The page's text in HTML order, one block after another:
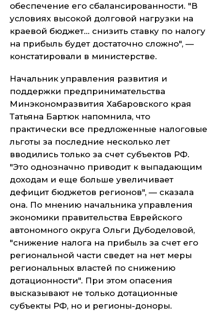
обеспечение его сбалансированности. "В
условиях высокой долговой нагрузки на
краевой бюджет... снизить ставку по налогу
на прибыль будет достаточно сложно", —
констатировали в министерстве.
Начальник управления развития и
поддержки предпринимательства
Минэкономразвития Хабаровского края
Татьяна Бартюк напомнила, что
практически все предложенные налоговые
льготы за последние несколько лет
вводились только за счет субъектов РФ.
"Это однозначно приводит к выпадающим
доходам и еще больше увеличивает
дефицит бюджетов регионов", — сказала
она. По мнению начальника управления
экономики правительства Еврейского
автономного округа Ольги Дубоделовой,
"снижение налога на прибыль за счет его
региональной части сведет на нет меры
региональных властей по снижению
дотационности". При этом опасения
высказывают не только дотационные
субъекты РФ, но и регионы-доноры.